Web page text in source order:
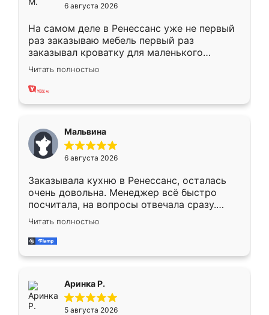
6 августа 2026
На самом деле в Ренессанс уже не первый
раз заказываю мебель первый раз
заказывал кроватку для маленького
ребёнка при его рождении ,во второй раз
заказал шкаф-купе. По качеству очень
хорошее сборка достаточно быстрая,
меньше, здесь же он более разнообразный.
Мне нравится ,если что-то потребуется из
мебели буду заказывать только здесь.
Читать полностью
Мальвина
6 августа 2026
Заказывала кухню в Ренессанс, осталась
очень довольна. Менеджер всё быстро
посчитала, на вопросы отвечала сразу.
Замерщик приехал в субботу, подошёл к
делу со всей ответственностью. Собрали
за день, ребята работали аккуратно, даже
Читать полностью
Аринка Р.
5 августа 2026